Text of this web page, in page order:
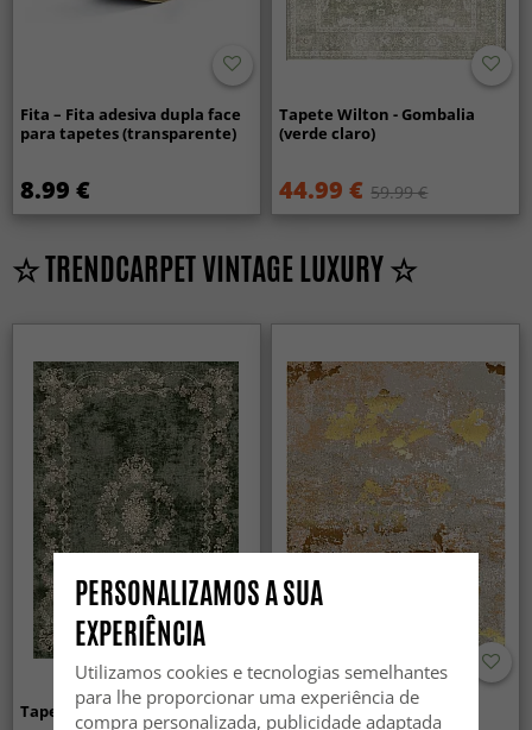
Fita – Fita adesiva dupla face
para tapetes (transparente)
8.99 €
Tapete Wilton - Gombalia
(verde claro)
44.99 € 59.99 €
☆ TRENDCARPET VINTAGE LUXURY ☆
Tapete Wilton - Taknis (verde)
Tapete Wilton - Elena
PERSONALIZAMOS A SUA
EXPERIÊNCIA
Utilizamos cookies e tecnologias semelhantes
para lhe proporcionar uma experiência de
compra personalizada, publicidade adaptada